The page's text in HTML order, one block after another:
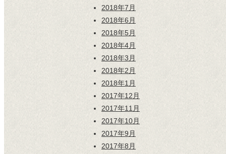
2018年7月
2018年6月
2018年5月
2018年4月
2018年3月
2018年2月
2018年1月
2017年12月
2017年11月
2017年10月
2017年9月
2017年8月